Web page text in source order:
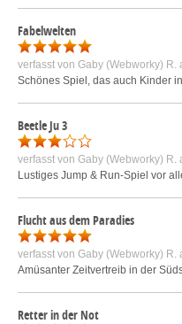
Fabelwelten
verfasst von Gaby (Webworky) R.
Schönes Spiel, das auch Kinder
Beetle Ju 3
verfasst von Gaby (Webworky) R.
Lustiges Jump & Run-Spiel vor
Flucht aus dem Paradies
verfasst von Gaby (Webworky) R.
Amüsanter Zeitvertreib in der
Retter in der Not